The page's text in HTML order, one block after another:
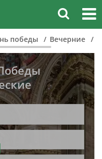
победы Вечерние